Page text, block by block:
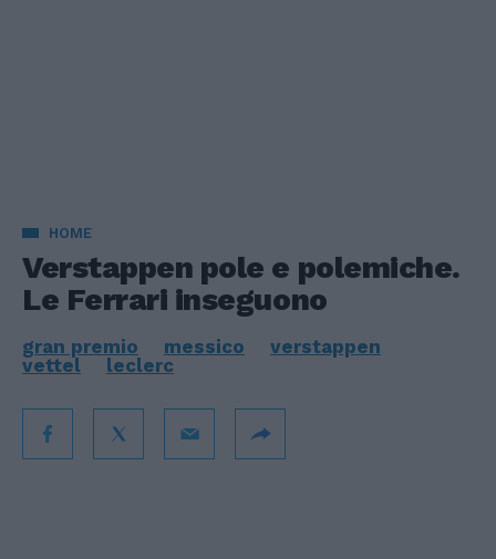
HOME
Verstappen pole e polemiche.
Le Ferrari inseguono
gran premio messico
verstappen
vettel
leclerc